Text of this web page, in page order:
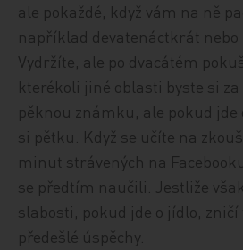
ale pokaždé, když vám na ně
například devatenáctkrát nebo
Vydržíte, ale po dvacátém
kterékoli jiné oblasti byste si
pěknou známku, ale pokud jde
si pětku. Když se učíte na
minut strávených na
se předtím naučili. Jestliže
slabosti, pokud jde o jídlo, zničí
předešlé úspěchy.